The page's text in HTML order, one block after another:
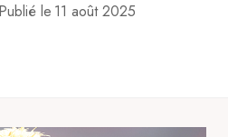
Publié le 11 août 2025